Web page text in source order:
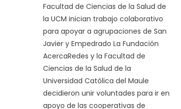
Facultad de Ciencias de la Salud de
la UCM inician trabajo colaborativo
para apoyar a agrupaciones de San
Javier y Empedrado La Fundación
AcercaRedes y la Facultad de
Ciencias de la Salud de la
Universidad Católica del Maule
decidieron unir voluntades para ir en
apoyo de las cooperativas de